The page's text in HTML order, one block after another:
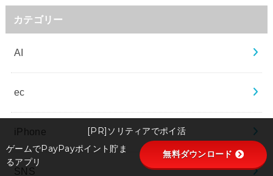
カテゴリー
AI
ec
iPhone
SNS
[PR]ソリティアでポイ活
ゲームでPayPayポイント貯ま
るアプリ
無料ダウンロード